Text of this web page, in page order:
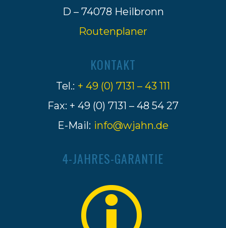
D – 74078 Heilbronn
Routenplaner
KONTAKT
Tel.: + 49 (0) 7131 – 43 111
Fax: + 49 (0) 7131 – 48 54 27
E-Mail: info@wjahn.de
4-JAHRES-GARANTIE